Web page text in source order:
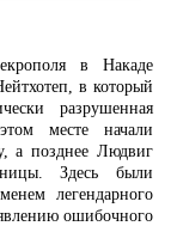
в Накаде
в который
разрушенная
месте начали
а позднее Людвиг
Здесь были
легендарного
ошибочного